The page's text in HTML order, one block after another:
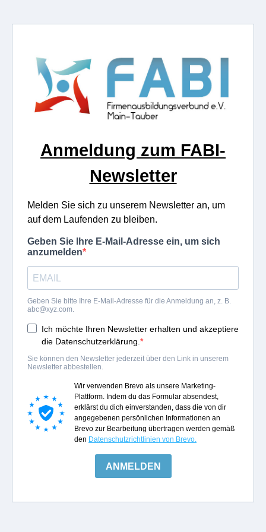
Anmeldung zum FABI-
Newsletter
Melden Sie sich zu unserem Newsletter an, um
auf dem Laufenden zu bleiben.
Geben Sie Ihre E-Mail-Adresse ein, um sich
anzumelden
Geben Sie bitte Ihre E-Mail-Adresse für die Anmeldung an, z. B.
abc@xyz.com.
Ich möchte Ihren Newsletter erhalten und akzeptiere
die Datenschutzerklärung.
Sie können den Newsletter jederzeit über den Link in unserem
Newsletter abbestellen.
Wir verwenden Brevo als unsere Marketing-
Plattform. Indem du das Formular absendest,
erklärst du dich einverstanden, dass die von dir
angegebenen persönlichen Informationen an
Brevo zur Bearbeitung übertragen werden gemäß
den Datenschutzrichtlinien von Brevo.
ANMELDEN